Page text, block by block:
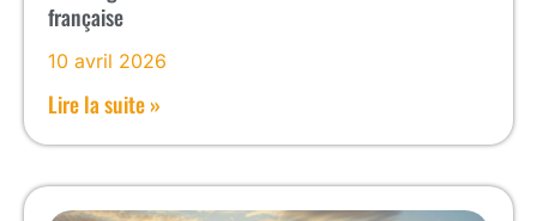
française
10 avril 2026
Lire la suite »